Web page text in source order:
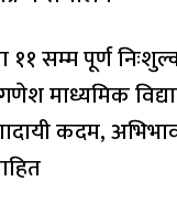
११ सम्म पूर्ण
माध्यमिक
कदम,